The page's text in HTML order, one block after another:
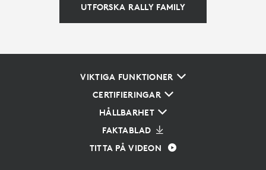
UTFORSKA RALLY FAMILY
VIKTIGA FUNKTIONER
CERTIFIERINGAR
HÅLLBARHET
FAKTABLAD
TITTA PÅ VIDEON